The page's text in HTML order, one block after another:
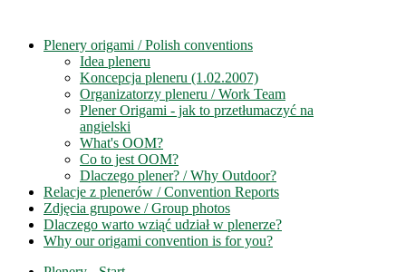
Plenery origami / Polish conventions
Idea pleneru
Koncepcja pleneru (1.02.2007)
Organizatorzy pleneru / Work Team
Plener Origami - jak to przetłumaczyć na
angielski
What's OOM?
Co to jest OOM?
Dlaczego plener? / Why Outdoor?
Relacje z plenerów / Convention Reports
Zdjęcia grupowe / Group photos
Dlaczego warto wziąć udział w plenerze?
Why our origami convention is for you?